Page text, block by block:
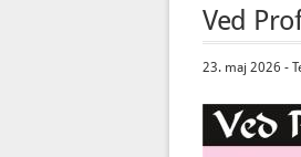
Ved
23. maj 2026 -